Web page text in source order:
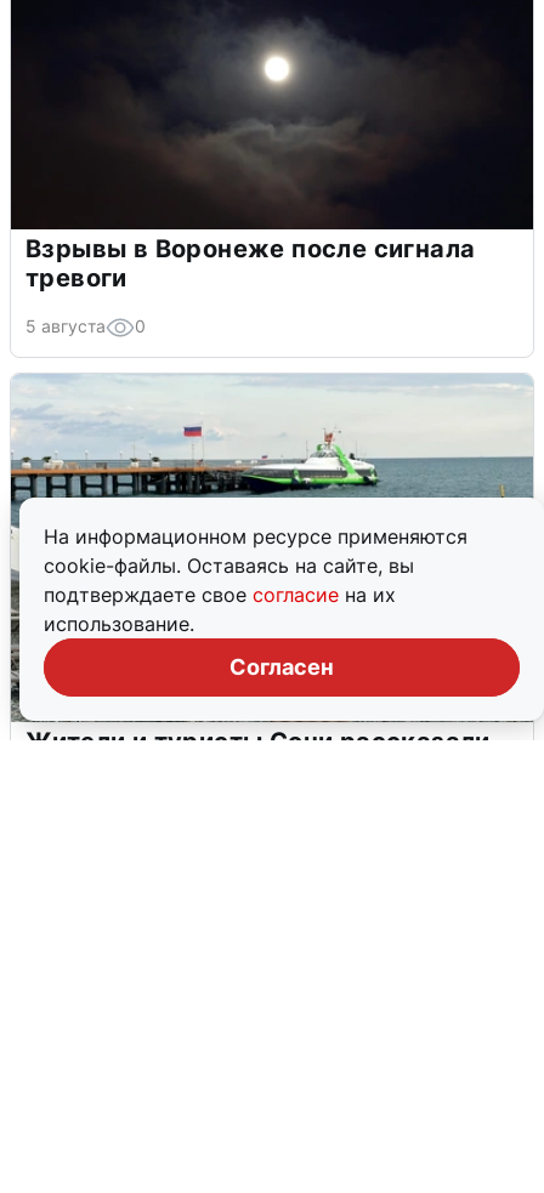
На информационном ресурсе применяются
cookie-файлы. Оставаясь на сайте, вы
подтверждаете свое согласие на их
использование.
Согласен
Взрывы в Воронеже после сигнала
тревоги
5 августа 0
Жители и туристы Сочи рассказали